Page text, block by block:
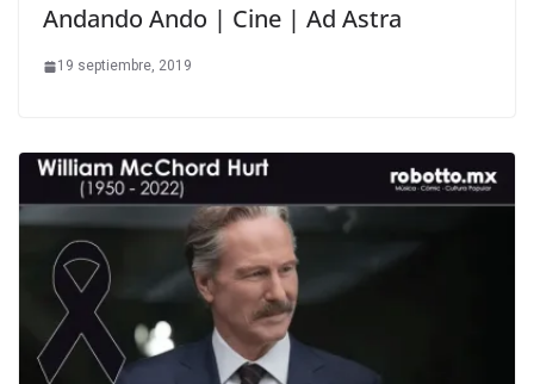
Andando Ando | Cine | Ad Astra
19 septiembre, 2019